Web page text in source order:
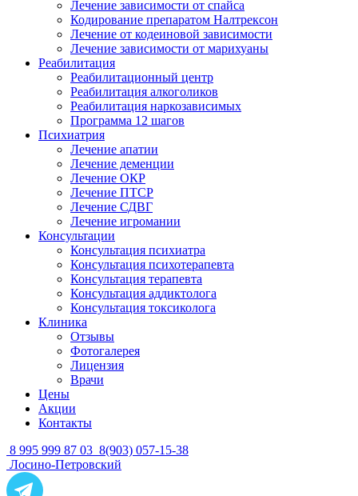
Лечение зависимости от спайса
Кодирование препаратом Налтрексон
Лечение от кодеиновой зависимости
Лечение зависимости от марихуаны
Реабилитация
Реабилитационный центр
Реабилитация алкоголиков
Реабилитация наркозависимых
Программа 12 шагов
Психиатрия
Лечение апатии
Лечение деменции
Лечение ОКР
Лечение ПТСР
Лечение СДВГ
Лечение игромании
Консультации
Консультация психиатра
Консультация психотерапевта
Консультация терапевта
Консультация аддиктолога
Консультация токсиколога
Клиника
Отзывы
Фотогалерея
Лицензия
Врачи
Цены
Акции
Контакты
8 995 999 87 03 8(903) 057-15-38
Лосино-Петровский